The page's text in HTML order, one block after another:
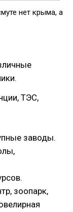
нет крыма, а
ТЭС,
заводы.
зоопарк,